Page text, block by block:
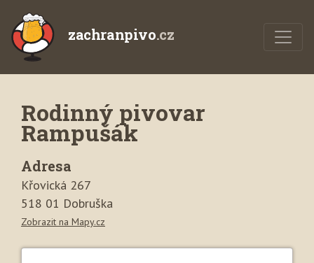
zachranpivo.cz
Rodinný pivovar
Rampušák
Adresa
Křovická 267
518 01 Dobruška
Zobrazit na Mapy.cz